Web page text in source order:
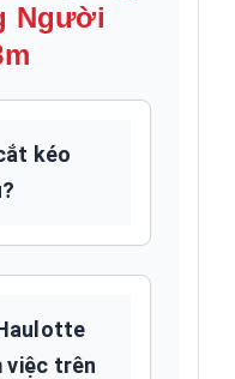
Người
kéo
việc trên